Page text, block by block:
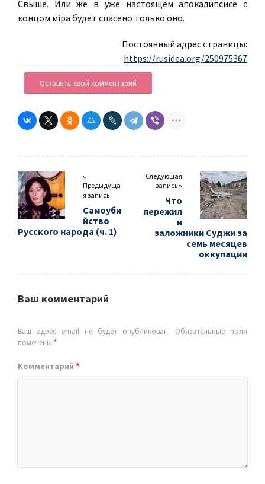
Свыше. Или же в уже настоящем апокалипсисе с
концом мiра будет спасено только оно.
Постоянный адрес страницы:
https://rusidea.org/250975367
Оставить свой комментарий
«
Предыдуща
я запись
Самоуби
йство
Русского народа (ч. 1)
Следующая
запись »
Что
пережил
и
заложники Суджи за
семь месяцев
оккупации
Ваш комментарий
Ваш адрес email не будет опубликован.
Обязательные поля
помечены *
Комментарий *